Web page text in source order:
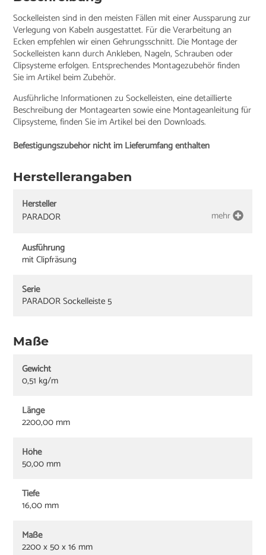
Sockelleisten sind in den meisten Fällen mit einer Aussparung zur
Verlegung von Kabeln ausgestattet. Für die Verarbeitung an
Ecken empfehlen wir einen Gehrungsschnitt. Die Montage der
Sockelleisten kann durch Ankleben, Nageln, Schrauben oder
Clipsysteme erfolgen. Entsprechendes Montagezubehör finden
Sie im Artikel beim Zubehör.
Ausführliche Informationen zu Sockelleisten, eine detaillierte
Beschreibung der Montagearten sowie eine Montageanleitung für
Clipsysteme, finden Sie im Artikel bei den Downloads.
Befestigungszubehör nicht im Lieferumfang enthalten
Herstellerangaben
Hersteller
PARADOR
mehr
Ausführung
mit Clipfräsung
Serie
PARADOR Sockelleiste 5
Maße
Gewicht
0,51 kg/m
Länge
2200,00 mm
Höhe
50,00 mm
Tiefe
16,00 mm
Maße
2200 x 50 x 16 mm